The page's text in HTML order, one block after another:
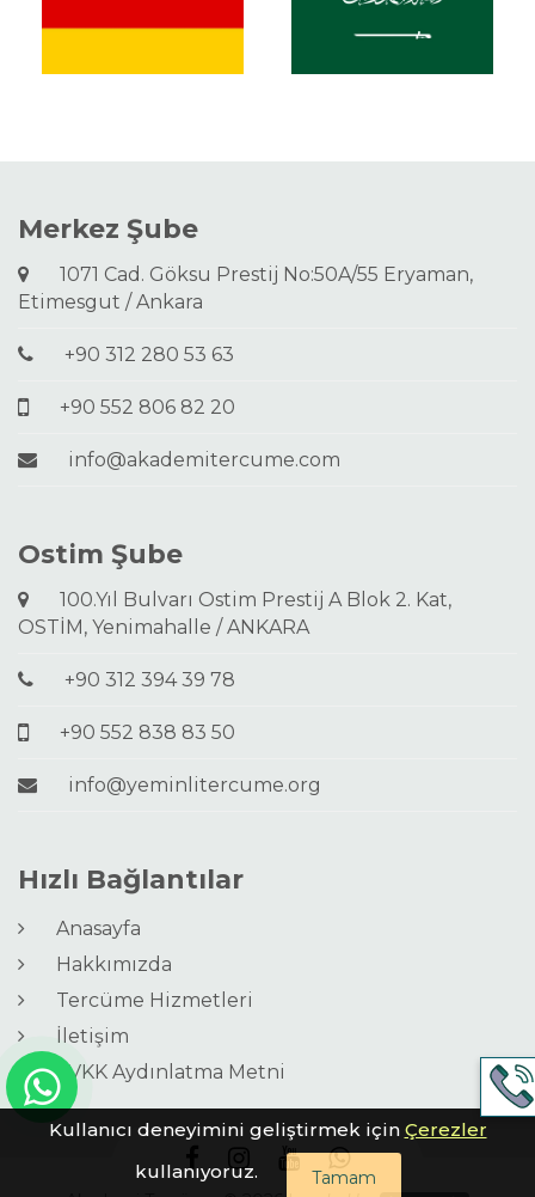
Merkez Şube
1071 Cad. Göksu Prestij No:50A/55 Eryaman,
Etimesgut / Ankara
+90 312 280 53 63
+90 552 806 82 20
info@akademitercume.com
Ostim Şube
100.Yıl Bulvarı Ostim Prestij A Blok 2. Kat,
OSTİM, Yenimahalle / ANKARA
+90 312 394 39 78
+90 552 838 83 50
info@yeminlitercume.org
Hızlı Bağlantılar
Anasayfa
Hakkımızda
Tercüme Hizmetleri
İletişim
KVKK Aydınlatma Metni
Kullanıcı deneyimini geliştirmek için Çerezler
kullanıyoruz.
Tamam